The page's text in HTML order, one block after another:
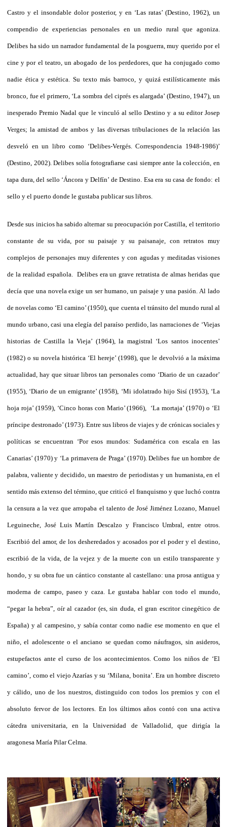
Castro y el insondable dolor posterior, y en ‘Las ratas’ (Destino, 1962), un
compendio de experiencias personales en un medio rural que agoniza.
Delibes ha sido un narrador fundamental de la posguerra, muy querido por el
cine y por el teatro, un abogado de los perdedores, que ha conjugado como
nadie ética y estética. Su texto más barroco, y quizá estilísticamente más
bronco, fue el primero, ‘La sombra del ciprés es alargada’ (Destino, 1947), un
inesperado Premio Nadal que le vinculó al sello Destino y a su editor Josep
Verges; la amistad de ambos y las diversas tribulaciones de la relación las
desveló en un libro como ‘Delibes-Vergés. Correspondencia 1948-1986)’
(Destino, 2002). Delibes solía fotografiarse casi siempre ante la colección, en
tapa dura, del sello ‘Áncora y Delfín’ de Destino. Esa era su casa de fondo: el
sello y el puerto donde le gustaba publicar sus libros.
Desde sus inicios ha sabido alternar su preocupación por Castilla, el territorio
constante de su vida, por su paisaje y su paisanaje, con retratos muy
complejos de personajes muy diferentes y con agudas y meditadas visiones
de la realidad española. Delibes era un grave retratista de almas heridas que
decía que una novela exige un ser humano, un paisaje y una pasión. Al lado
de novelas como ‘El camino’ (1950), que cuenta el tránsito del mundo rural al
mundo urbano, casi una elegía del paraíso perdido, las narraciones de ‘Viejas
historias de Castilla la Vieja’ (1964), la magistral ‘Los santos inocentes’
(1982) o su novela histórica ‘El hereje’ (1998), que le devolvió a la máxima
actualidad, hay que situar libros tan personales como ‘Diario de un cazador’
(1955), ‘Diario de un emigrante’ (1958), ‘Mi idolatrado hijo Sisí (1953), ‘La
hoja roja’ (1959), ‘Cinco horas con Mario’ (1966), ‘La mortaja’ (1970) o ‘El
príncipe destronado’ (1973). Entre sus libros de viajes y de crónicas sociales y
políticas se encuentran ‘Por esos mundos: Sudamérica con escala en las
Canarias’ (1970) y ‘La primavera de Praga’ (1970). Delibes fue un hombre de
palabra, valiente y decidido, un maestro de periodistas y un humanista, en el
sentido más extenso del término, que criticó el franquismo y que luchó contra
la censura a la vez que arropaba el talento de José Jiménez Lozano, Manuel
Leguineche, José Luis Martín Descalzo y Francisco Umbral, entre otros.
Escribió del amor, de los desheredados y acosados por el poder y el destino,
escribió de la vida, de la vejez y de la muerte con un estilo transparente y
hondo, y su obra fue un cántico constante al castellano: una prosa antigua y
moderna de campo, paseo y caza. Le gustaba hablar con todo el mundo,
“pegar la hebra”, oír al cazador (es, sin duda, el gran escritor cinegético de
España) y al campesino, y sabía contar como nadie ese momento en que el
niño, el adolescente o el anciano se quedan como náufragos, sin asideros,
estupefactos ante el curso de los acontecimientos. Como los niños de ‘El
camino’, como el viejo Azarías y su ‘Milana, bonita’. Era un hombre discreto
y cálido, uno de los nuestros, distinguido con todos los premios y con el
absoluto fervor de los lectores. En los últimos años contó con una activa
cátedra universitaria, en la Universidad de Valladolid, que dirigía la
aragonesa María Pilar Celma.